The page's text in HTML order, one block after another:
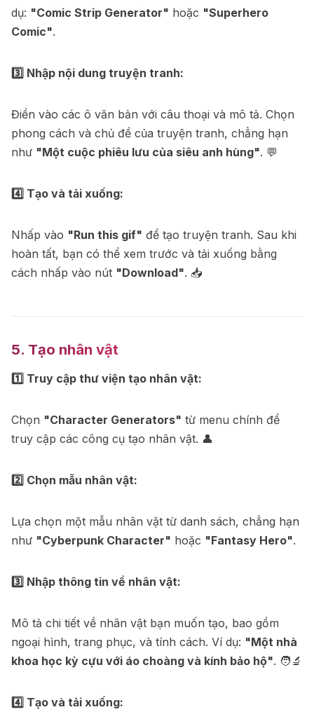
dụ: "Comic Strip Generator" hoặc "Superhero
Comic".
3️⃣ Nhập nội dung truyện tranh:
Điền vào các ô văn bản với câu thoại và mô tả. Chọn
phong cách và chủ đề của truyện tranh, chẳng hạn
như "Một cuộc phiêu lưu của siêu anh hùng". 💬
4️⃣ Tạo và tải xuống:
Nhấp vào "Run this gif" để tạo truyện tranh. Sau khi
hoàn tất, bạn có thể xem trước và tải xuống bằng
cách nhấp vào nút "Download". 📥
5. Tạo nhân vật
1️⃣ Truy cập thư viện tạo nhân vật:
Chọn "Character Generators" từ menu chính để
truy cập các công cụ tạo nhân vật. 👤
2️⃣ Chọn mẫu nhân vật:
Lựa chọn một mẫu nhân vật từ danh sách, chẳng hạn
như "Cyberpunk Character" hoặc "Fantasy Hero".
3️⃣ Nhập thông tin về nhân vật:
Mô tả chi tiết về nhân vật bạn muốn tạo, bao gồm
ngoại hình, trang phục, và tính cách. Ví dụ: "Một nhà
khoa học kỳ cựu với áo choàng và kính bảo hộ". 🧑‍🔬
4️⃣ Tạo và tải xuống: